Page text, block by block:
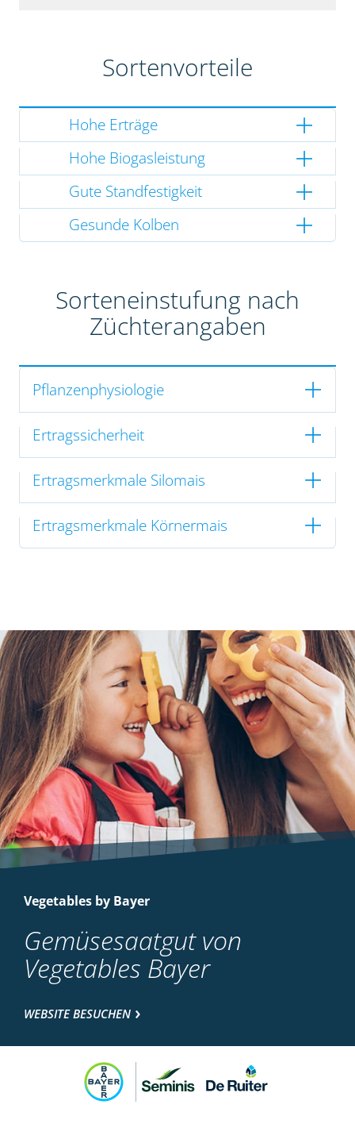
Sortenvorteile
Hohe Erträge
Hohe Biogasleistung
Gute Standfestigkeit
Gesunde Kolben
Sorteneinstufung nach
Züchterangaben
Pflanzenphysiologie
Ertragssicherheit
Ertragsmerkmale Silomais
Ertragsmerkmale Körnermais
Vegetables by Bayer
Gemüsesaatgut von
Vegetables Bayer
WEBSITE BESUCHEN